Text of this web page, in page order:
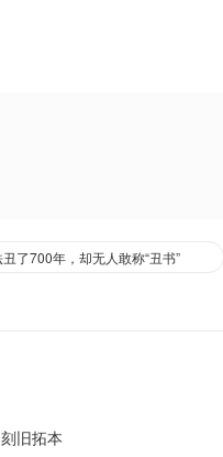
了700年，却无人敢称“丑书”
旧拓本